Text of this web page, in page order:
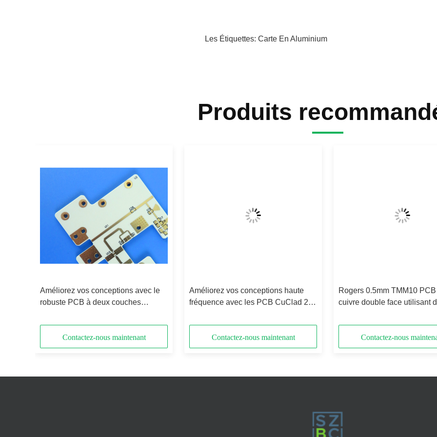
Les Étiquettes: Carte En Aluminium
Produits
Améliorez vos conceptions avec le
robuste PCB à deux couches
Contactez-nous maintenant
Améliorez vos conceptions haute
fréquence avec les PCB CuClad 217
Contactez-nous maintenant
Rogers 0.5mm TMM10
cuivre double face utilisant
Contactez-nous